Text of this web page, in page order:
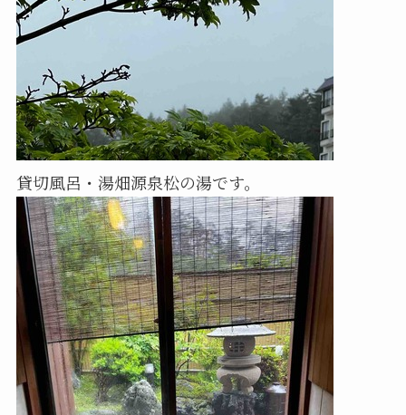
貸切風呂・湯畑源泉松の湯です。